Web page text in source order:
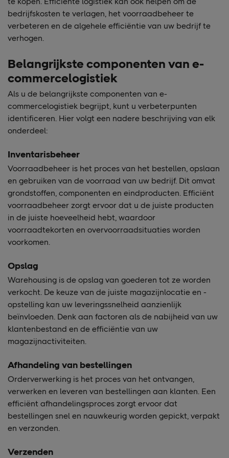
bedrijfskosten te verlagen, het voorraadbeheer te
verbeteren en de algehele efficiëntie van uw bedrijf te
verhogen.
Belangrijkste componenten van e-
commercelogistiek
Als u de belangrijkste componenten van e-
commercelogistiek begrijpt, kunt u verbeterpunten
identificeren. Hier volgt een nadere beschrijving van elk
onderdeel:
Inventarisbeheer
Voorraadbeheer is het proces van het bestellen, opslaan
en gebruiken van de voorraad van uw bedrijf. Dit omvat
grondstoffen, componenten en eindproducten. Efficiënt
voorraadbeheer zorgt ervoor dat u de juiste producten
in de juiste hoeveelheid hebt, waardoor
voorraadtekorten en overvoorraadsituaties worden
voorkomen.
Opslag
Warehousing is de opslag van goederen tot ze worden
verkocht. De keuze van de juiste magazijnlocatie en -
opstelling kan uw leveringssnelheid aanzienlijk
beïnvloeden. Denk aan factoren als de nabijheid van uw
klantenbestand en de efficiëntie van uw
magazijnactiviteiten.
Afhandeling van bestellingen
Orderverwerking is het proces van het ontvangen,
verwerken en leveren van bestellingen aan klanten. Een
efficiënt afhandelingsproces zorgt ervoor dat
bestellingen snel en nauwkeurig worden gepickt, verpakt
en verzonden.
Verzenden